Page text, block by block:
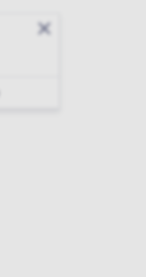
Sluit modal